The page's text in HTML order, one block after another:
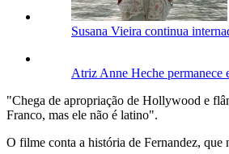
Susana Vieira continua
Atriz Anne Heche permanece
"Chega de apropriação de Hollywood e
Franco, mas ele não é latino".
O filme conta a história de Fernandez, que